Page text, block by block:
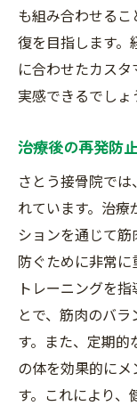
も組み合わせる
復を目指します
に合わせたカス
実感できるでしょ
治療後の再発防
さとう接骨院で
れています。治
ションを通じて
防ぐために非常
トレーニングを
とで、筋肉のバ
す。また、定期
の体を効果的に
す。これにより